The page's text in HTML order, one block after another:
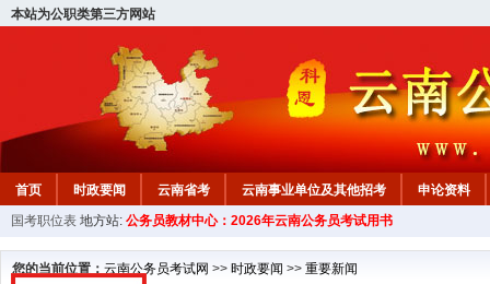
本站为公职类第三方网站
首页 时政要闻 云南省考 云南事业单位及其他招考
申论资料
国考职位表 地方站: 公务员教材中心：2026年云南公务员考试用书
您的当前位置： 云南公务员考试网 >> 时政要闻 >> 重要新闻